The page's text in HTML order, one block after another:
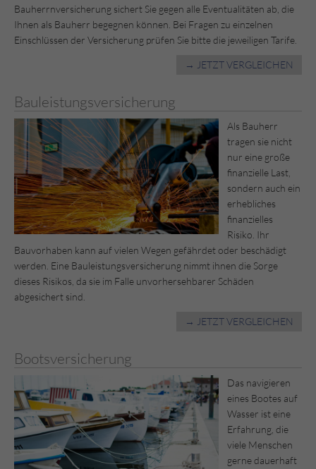
Bauherrnversicherung sichert Sie gegen alle Eventualitäten ab, die
Ihnen als Bauherr begegnen können. Bei Fragen zu einzelnen
Einschlüssen der Versicherung prüfen Sie bitte die jeweiligen Tarife.
→ JETZT VERGLEICHEN
Bauleistungsversicherung
Als Bauherr
tragen sie nicht
nur eine große
finanzielle Last,
sondern auch ein
erhebliches
finanzielles
Risiko. Ihr
Bauvorhaben kann auf vielen Wegen gefährdet oder beschädigt
werden. Eine Bauleistungsversicherung nimmt ihnen die Sorge
dieses Risikos, da sie im Falle unvorhersehbarer Schäden
abgesichert sind.
→ JETZT VERGLEICHEN
Bootsversicherung
Das navigieren
eines Bootes auf
Wasser ist eine
Erfahrung, die
viele Menschen
gerne dauerhaft